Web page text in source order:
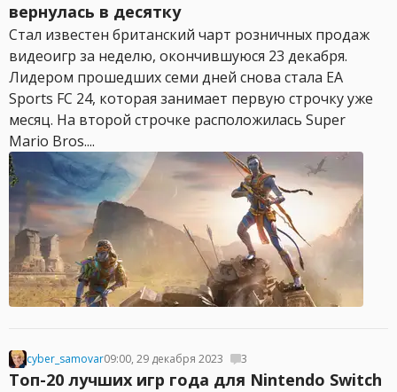
вернулась в десятку
Стал известен британский чарт розничных продаж
видеоигр за неделю, окончившуюся 23 декабря.
Лидером прошедших семи дней снова стала EA
Sports FC 24, которая занимает первую строчку уже
месяц. На второй строчке расположилась Super
Mario Bros....
cyber_samovar09:00, 29 декабря 2023 3
Топ-20 лучших игр года для Nintendo Switch